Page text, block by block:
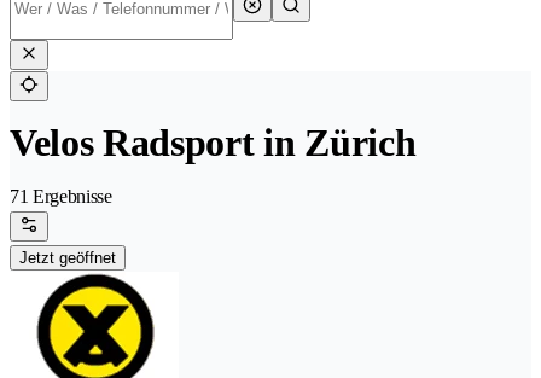
Velos Radsport in Zürich
71 Ergebnisse
Jetzt geöffnet